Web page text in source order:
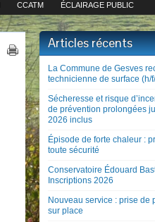
CCATM ÉCLAIRAGE PUBLIC
Articles récents
La Commune de Gesves
technicienne de surface (h/
Sécheresse et risque
de prévention prolongées
2026 inclus
Épisode de forte chaleur :
toute sécurité
Conservatoire Édouard
Inscriptions 2026
Nouveau service : prise de
sur place